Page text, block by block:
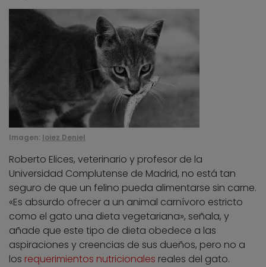
Imagen: loiez Deniel
Roberto Elices, veterinario y profesor de la
Universidad Complutense de Madrid, no está tan
seguro de que un felino pueda alimentarse sin carne.
«Es absurdo ofrecer a un animal carnívoro estricto
como el gato una dieta vegetariana», señala, y
añade que este tipo de dieta obedece a las
aspiraciones y creencias de sus dueños, pero no a
los requerimientos nutricionales reales del gato.